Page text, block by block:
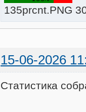
135prcnt.PNG
15-06-2026
Статистика